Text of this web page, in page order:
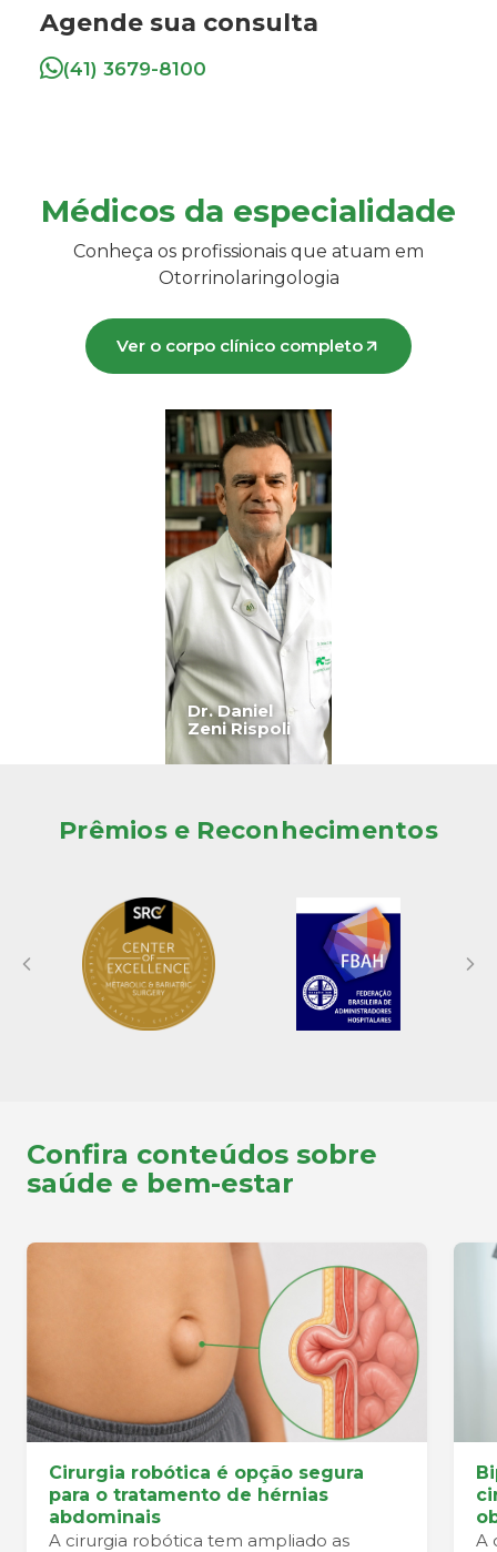
Agende sua consulta
(41) 3679-8100
Médicos da especialidade
Conheça os profissionais que atuam em
Otorrinolaringologia
Ver o corpo clínico completo
Dr. Daniel
Zeni Rispoli
Prêmios e Reconhecimentos
Confira conteúdos sobre
saúde e bem-estar
Cirurgia robótica é opção segura
para o tratamento de hérnias
abdominais
A cirurgia robótica tem ampliado as
A